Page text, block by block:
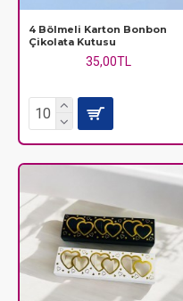
4 Bölmeli Karton Bonbon
Çikolata Kutusu
35,00TL